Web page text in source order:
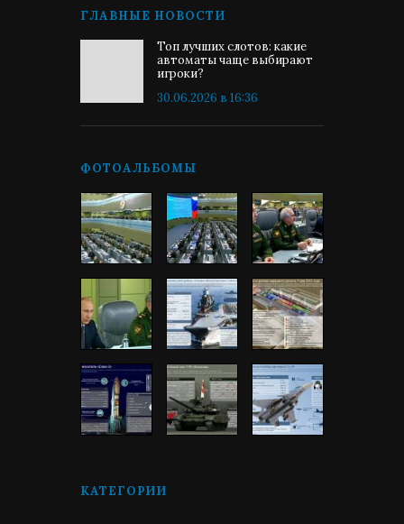
ГЛАВНЫЕ НОВОСТИ
Топ лучших слотов: какие
автоматы чаще выбирают
игроки?
30.06.2026 в 16:36
ФОТОАЛЬБОМЫ
КАТЕГОРИИ